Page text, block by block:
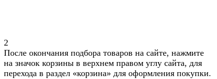
2
После окончания подбора товаров на сайте, нажмите
на значок корзины в верхнем правом углу сайта, для
перехода в раздел «корзина» для оформления покупки.